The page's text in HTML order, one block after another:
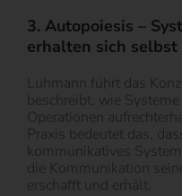
3. Autopoiesis –
erhalten sich selbst
Luhmann führt das
beschreibt, wie
Operationen
Praxis bedeutet das,
kommunikatives
die Kommunikation
erschafft und erhält.